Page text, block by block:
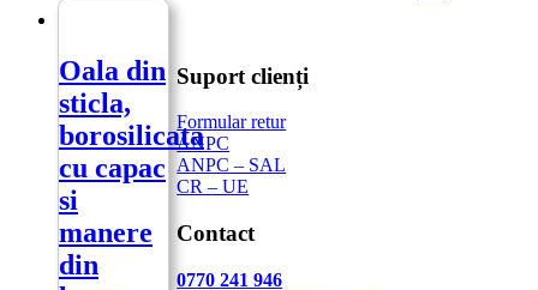
Oala din
sticla,
borosilicata
cu capac
si
manere
din
Suport clienți
Formular retur
ANPC
ANPC – SAL
CR – UE
Contact
0770 241 946